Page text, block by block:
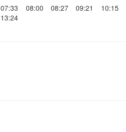
07:33 08:00 08:27 09:21 10:15
13:24